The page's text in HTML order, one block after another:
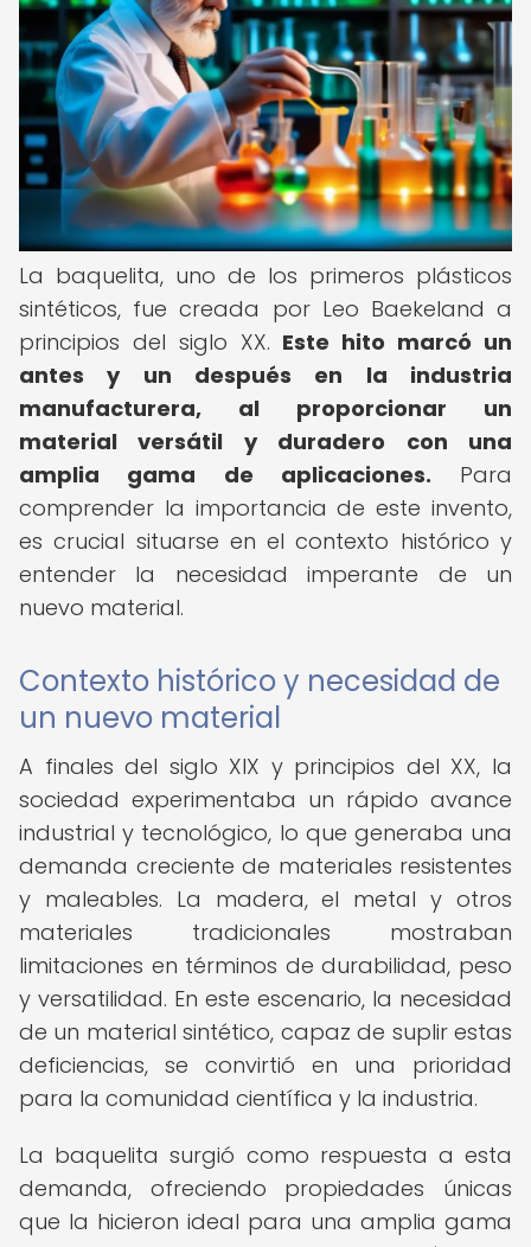
La baquelita, uno de los primeros plásticos
sintéticos, fue creada por Leo Baekeland a
principios del siglo XX. Este hito marcó un
antes y un después en la industria
manufacturera, al proporcionar un
material versátil y duradero con una
amplia gama de aplicaciones. Para
comprender la importancia de este invento,
es crucial situarse en el contexto histórico y
entender la necesidad imperante de un
nuevo material.
Contexto histórico y necesidad de
un nuevo material
A finales del siglo XIX y principios del XX, la
sociedad experimentaba un rápido avance
industrial y tecnológico, lo que generaba una
demanda creciente de materiales resistentes
y maleables. La madera, el metal y otros
materiales tradicionales mostraban
limitaciones en términos de durabilidad, peso
y versatilidad. En este escenario, la necesidad
de un material sintético, capaz de suplir estas
deficiencias, se convirtió en una prioridad
para la comunidad científica y la industria.
La baquelita surgió como respuesta a esta
demanda, ofreciendo propiedades únicas
que la hicieron ideal para una amplia gama